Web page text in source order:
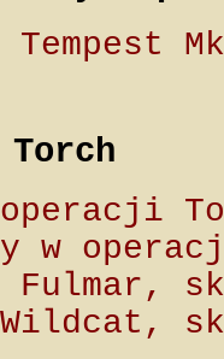
Tempest
operacji
w
Fulmar,
Wildcat,